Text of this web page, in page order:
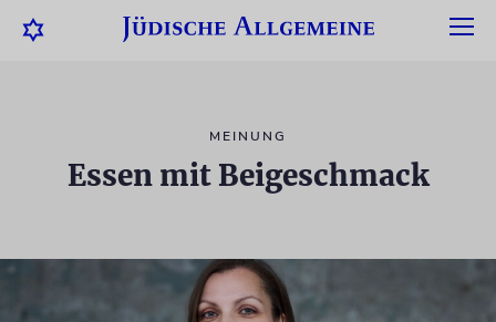
MEINUNG
Essen mit Beigeschmack